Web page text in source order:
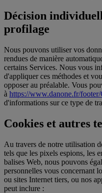
Décision
profilage
Nous pouvons utiliser vos
rendues de manière
certains Services. Nous vous
d'appliquer ces méthodes et
opposer au préalable. Vous
à https://www.danone.fr/
d'informations sur ce type de
Cookies et autres
Au travers de notre utilisation
tels que les pixels espions, les
balises Web, nous pouvons
personnelles vous concernant
ou sites Internet tiers, ou nos
peut inclure :